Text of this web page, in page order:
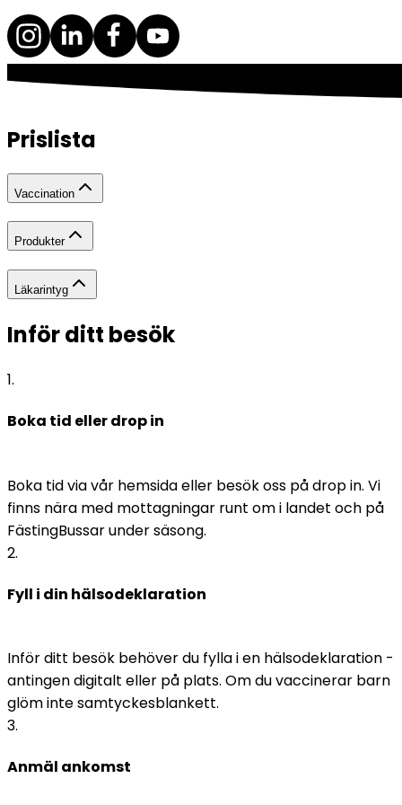
Prislista
Vaccination
Produkter
Läkarintyg
Inför ditt besök
1.
Boka tid eller drop in
Boka tid via vår hemsida eller besök oss på drop in. Vi
finns nära med mottagningar runt om i landet och på
FästingBussar under säsong.
2.
Fyll i din hälsodeklaration
Inför ditt besök behöver du fylla i en hälsodeklaration -
antingen digitalt eller på plats. Om du vaccinerar barn
glöm inte samtyckesblankett.
3.
Anmäl ankomst